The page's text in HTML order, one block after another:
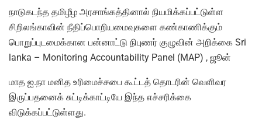
நாடுகடந்த தமிழீழ அரசாங்கத்தினால் நியமிக்கப்பட்டுள்ள
சிறிலங்காவின் நீதிப்பொறியமைவுகளை கண்காணிக்கும்
பொறுப்புடமைக்கான பன்னாட்டு நிபுணர் குழுவின் அறிக்கை Sri
lanka – Monitoring Accountability Panel (MAP) , ஜூன்
மாத ஐ.நா மனித உரிமைச்சபை கூட்டத் தொடரின் வெளிவர
இருப்பதனைக் சுட்டிக்காட்டியே இந்த எச்சரிக்கை
விடுக்கப்பட்டுள்ளது.